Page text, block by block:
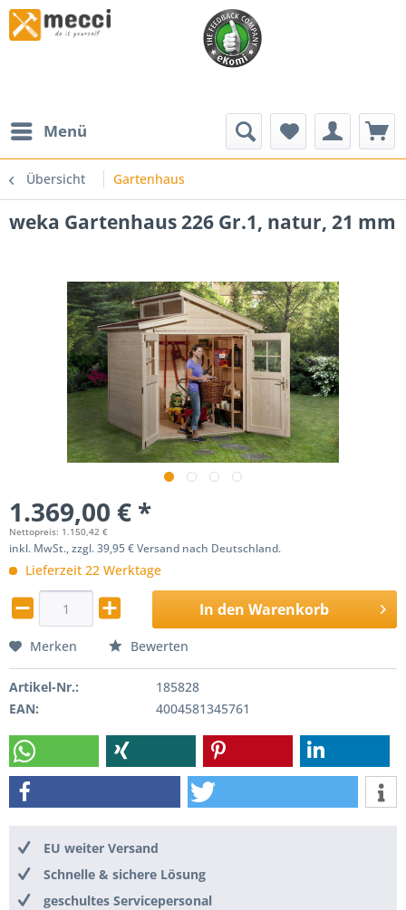
Menü
Übersicht Gartenhaus
weka Gartenhaus 226 Gr.1, natur, 21 mm
1.369,00 € *
Nettopreis: 1.150,42 €
inkl. MwSt., zzgl. 39,95 € Versand nach Deutschland.
Lieferzeit 22 Werktage
In den Warenkorb
Merken Bewerten
Artikel-Nr.:
185828
EAN:
4004581345761
EU weiter Versand
Schnelle & sichere Lösung
geschultes Servicepersonal